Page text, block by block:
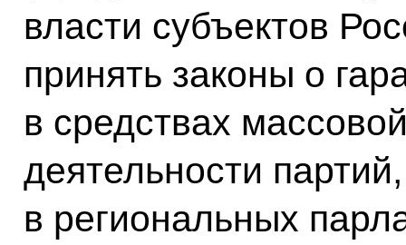
власти субъектов
принять законы о
в средствах
деятельности
в региональных